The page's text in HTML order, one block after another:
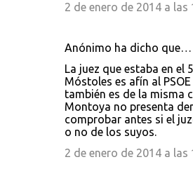
2 de enero de 2014 a las
Anónimo ha dicho que…
La juez que estaba en el
Móstoles es afín al
también es de la misma
Montoya no presenta
comprobar antes si el
o no de los suyos.
2 de enero de 2014 a las